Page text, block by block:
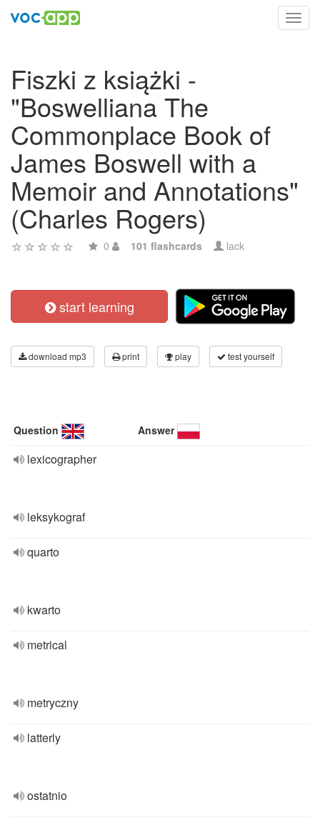
Fiszki z książki -
"Boswelliana The
Commonplace Book of
James Boswell with a
Memoir and Annotations"
(Charles Rogers)
0 101 flashcards lack
start learning
download mp3 print play test yourself
Question Answer
lexicographer
leksykograf
quarto
kwarto
metrical
metryczny
latterly
ostatnio